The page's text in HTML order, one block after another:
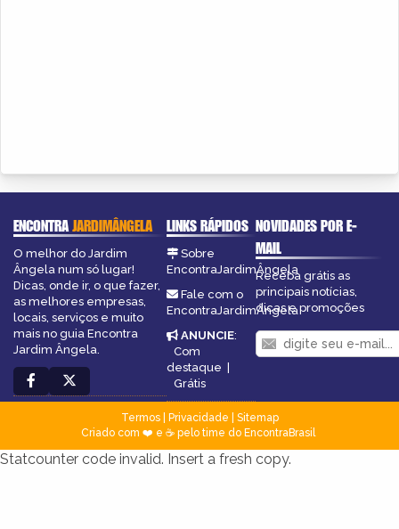
ENCONTRAJARDIMÂNGELA
O melhor do Jardim
Ângela num só lugar!
Dicas, onde ir, o que fazer,
as melhores empresas,
locais, serviços e muito
mais no guia Encontra
Jardim Ângela.
LINKS RÁPIDOS
Sobre
EncontraJardimÂngela
Fale com o
EncontraJardimÂngela
ANUNCIE:
Com
destaque |
Grátis
NOVIDADES POR E-
MAIL
Receba grátis as
principais notícias,
dicas e promoções
Termos| Privacidade
Sitemap
Criado com ❤️ e ☕ pelo time do EncontraBrasil
Statcounter code invalid. Insert a fresh copy.